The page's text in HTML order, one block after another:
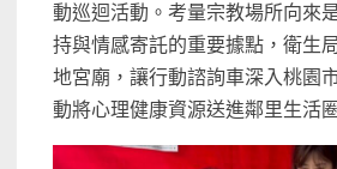
動巡迴活動。考量宗教場所向來
持與情感寄託的重要據點，衛生
地宮廟，讓行動諮詢車深入桃園
動將心理健康資源送進鄰里生活